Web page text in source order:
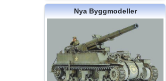
Nya Byggmodeller